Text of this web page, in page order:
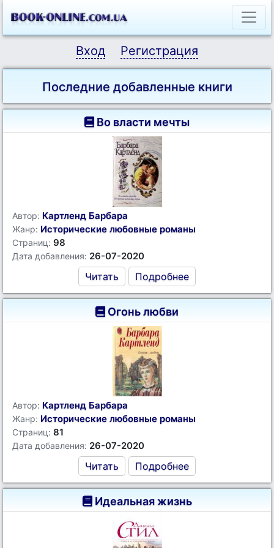
Вход Регистрация
Последние добавленные книги
Во власти мечты
Автор: Картленд Барбара
Жанр: Исторические любовные романы
Страниц: 98
Дата добавления: 26-07-2020
Читать Подробнее
Огонь любви
Автор: Картленд Барбара
Жанр: Исторические любовные романы
Страниц: 81
Дата добавления: 26-07-2020
Читать Подробнее
Идеальная жизнь